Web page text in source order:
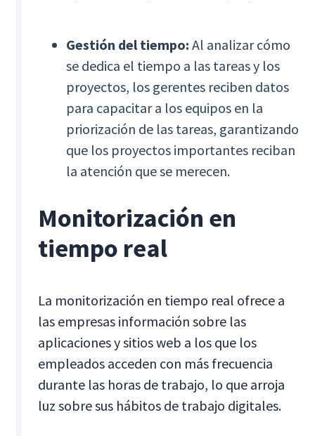
Gestión del tiempo:Al analizar cómo
se dedica el tiempo a las tareas y los
proyectos, los gerentes reciben datos
para capacitar a los equipos en la
priorización de las tareas, garantizando
que los proyectos importantes reciban
la atención que se merecen.
Monitorización en
tiempo real
La monitorización en tiempo real ofrece a
las empresas información sobre las
aplicaciones y sitios web a los que los
empleados acceden con más frecuencia
durante las horas de trabajo, lo que arroja
luz sobre sus hábitos de trabajo digitales.